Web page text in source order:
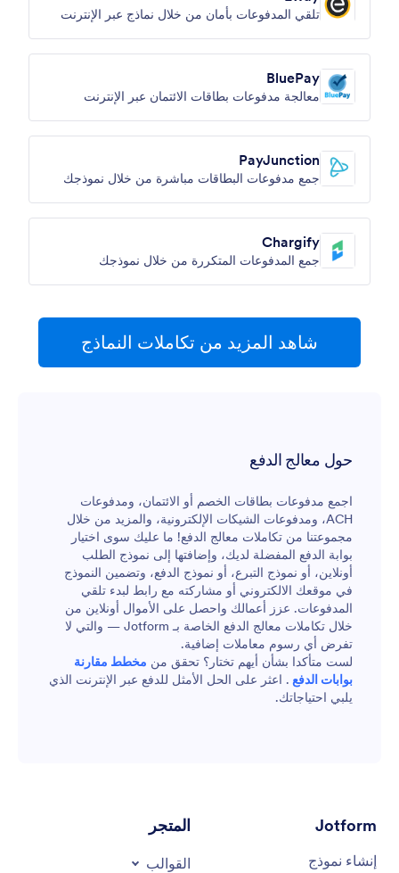
تلقي المدفوعات بأمان من خلال نماذج عبر الإنترنت
BluePay
معالجة مدفوعات بطاقات الائتمان عبر الإنترنت
PayJunction
جمع مدفوعات البطاقات مباشرة من خلال نموذجك
Chargify
جمع المدفوعات المتكررة من خلال نموذجك
شاهد المزيد من تكاملات النماذج
حول معالج الدفع
اجمع مدفوعات بطاقات الخصم أو الائتمان، ومدفوعات
ACH، ومدفوعات الشيكات الإلكترونية، والمزيد من خلال
مجموعتنا من تكاملات معالج الدفع! ما عليك سوى اختيار
بوابة الدفع المفضلة لديك، وإضافتها إلى نموذج الطلب
أونلاين، أو نموذج التبرع، أو نموذج الدفع، وتضمين النموذج
في موقعك الالكتروني أو مشاركته مع رابط لبدء تلقي
المدفوعات. عزز أعمالك واحصل على الأموال أونلاين من
خلال تكاملات معالج الدفع الخاصة بـ Jotform — والتي لا
تفرض أي رسوم معاملات إضافية.
لست متأكدا بشأن أيهم تختار؟ تحقق من مخطط مقارنة
بوابات الدفع . اعثر على الحل الأمثل للدفع عبر الإنترنت الذي
يلبي احتياجاتك.
Jotform
إنشاء نموذج
المتجر
القوالب